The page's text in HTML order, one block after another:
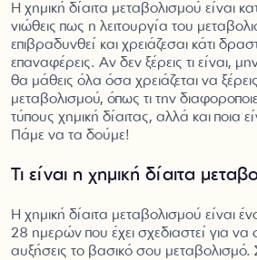
Η χημική δίαιτα μεταβολισμού είναι
νιώθεις πως η λειτουργία του
επιβραδυνθεί και χρειάζεσαι κάτι
επαναφέρεις. Αν δεν ξέρεις τι είναι,
θα μάθεις όλα όσα χρειάζεται να
μεταβολισμού, όπως τι την
τύπους χημική δίαιτας, αλλά και ποια
Πάμε να τα δούμε!
Τι είναι η χημική δίαιτα
Η χημική δίαιτα μεταβολισμού είναι
28 ημερών που έχει σχεδιαστεί για να
αυξήσεις το βασικό σου μεταβολισμό.